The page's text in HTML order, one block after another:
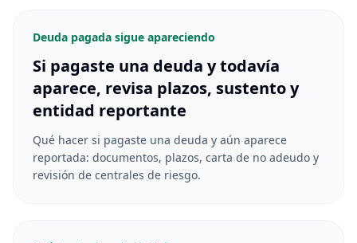
Deuda pagada sigue apareciendo
Si pagaste una deuda y todavía
aparece, revisa plazos, sustento y
entidad reportante
Qué hacer si pagaste una deuda y aún aparece
reportada: documentos, plazos, carta de no adeudo y
revisión de centrales de riesgo.